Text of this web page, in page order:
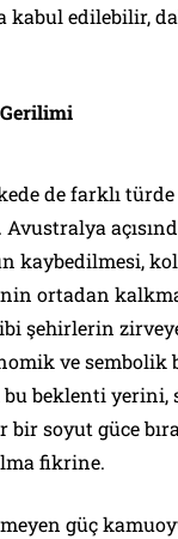
kabul edilebilir,
de farklı
kaybedilmesi,
ortadan
şehirlerin
ve sembolik
beklenti yerini,
bir soyut güce
fikrine.
güç